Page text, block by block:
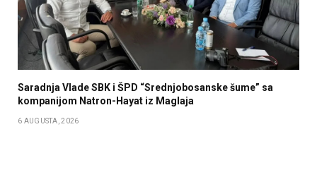
Saradnja Vlade SBK i ŠPD “Srednjobosanske šume” sa
kompanijom Natron-Hayat iz Maglaja
6 AUGUSTA, 2026